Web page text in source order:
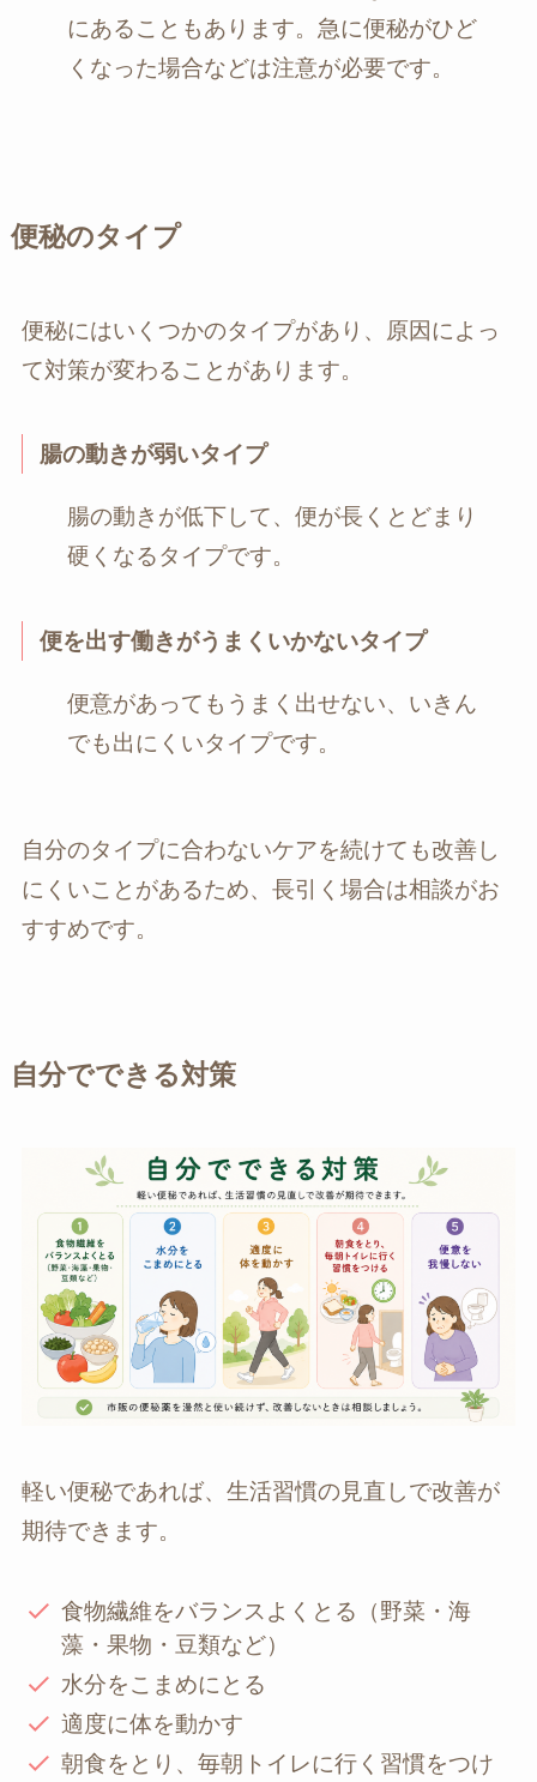
にあることもあります。急に便秘がひど
くなった場合などは注意が必要です。
便秘のタイプ
便秘にはいくつかのタイプがあり、原因によっ
て対策が変わることがあります。
腸の動きが弱いタイプ
腸の動きが低下して、便が長くとどまり
硬くなるタイプです。
便を出す働きがうまくいかないタイプ
便意があってもうまく出せない、いきん
でも出にくいタイプです。
自分のタイプに合わないケアを続けても改善し
にくいことがあるため、長引く場合は相談がお
すすめです。
自分でできる対策
軽い便秘であれば、生活習慣の見直しで改善が
期待できます。
食物繊維をバランスよくとる（野菜・海
藻・果物・豆類など）
水分をこまめにとる
適度に体を動かす
朝食をとり、毎朝トイレに行く習慣をつけ